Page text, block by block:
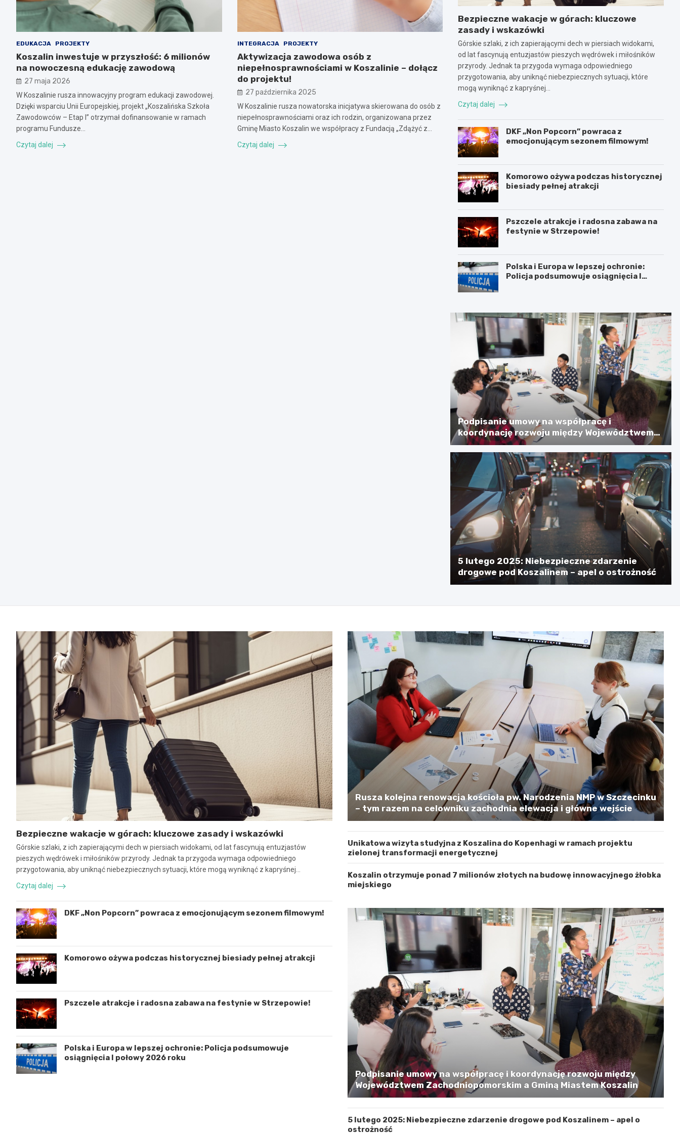
EDUKACJA PROJEKTY
Koszalin inwestuje w przyszłość: 6 milionów
na nowoczesną edukację zawodową
27 maja 2026
W Koszalinie rusza innowacyjny program edukacji zawodowej.
Dzięki wsparciu Unii Europejskiej, projekt „Koszalińska Szkoła
Zawodowców – Etap I” otrzymał dofinansowanie w ramach
programu Fundusze…
Czytaj dalej
INTEGRACJA PROJEKTY
Aktywizacja zawodowa osób z
niepełnosprawnościami w Koszalinie – dołącz
do projektu!
27 października 2025
W Koszalinie rusza nowatorska inicjatywa skierowana do osób z
niepełnosprawnościami oraz ich rodzin, organizowana przez
Gminę Miasto Koszalin we współpracy z Fundacją „Zdążyć z…
Czytaj dalej
Bezpieczne wakacje w górach: kluczowe
zasady i wskazówki
Górskie szlaki, z ich zapierającymi dech w piersiach widokami,
od lat fascynują entuzjastów pieszych wędrówek i miłośników
przyrody. Jednak ta przygoda wymaga odpowiedniego
przygotowania, aby uniknąć niebezpiecznych sytuacji, które
mogą wyniknąć z kapryśnej…
Czytaj dalej
DKF „Non Popcorn” powraca z
emocjonującym sezonem filmowym!
Komorowo ożywa podczas historycznej
biesiady pełnej atrakcji
Pszczele atrakcje i radosna zabawa na
festynie w Strzepowie!
Polska i Europa w lepszej ochronie:
Policja podsumowuje osiągnięcia I
Podpisanie umowy na współpracę i
koordynację rozwoju między Województwem
Zachodniopomorskim a Gminą Miastem
Koszalin
5 lutego 2025: Niebezpieczne zdarzenie
drogowe pod Koszalinem – apel o ostrożność
Bezpieczne wakacje w górach: kluczowe zasady i wskazówki
Górskie szlaki, z ich zapierającymi dech w piersiach widokami, od lat fascynują entuzjastów
pieszych wędrówek i miłośników przyrody. Jednak ta przygoda wymaga odpowiedniego
przygotowania, aby uniknąć niebezpiecznych sytuacji, które mogą wyniknąć z kapryśnej…
Czytaj dalej
DKF „Non Popcorn” powraca z emocjonującym sezonem filmowym!
Komorowo ożywa podczas historycznej biesiady pełnej atrakcji
Pszczele atrakcje i radosna zabawa na festynie w Strzepowie!
Polska i Europa w lepszej ochronie: Policja podsumowuje
osiągnięcia I połowy 2026 roku
Rusza kolejna renowacja kościoła pw. Narodzenia NMP w Szczecinku
– tym razem na celowniku zachodnia elewacja i główne wejście
Unikatowa wizyta studyjna z Koszalina do Kopenhagi w ramach projektu
zielonej transformacji energetycznej
Koszalin otrzymuje ponad 7 milionów złotych na budowę innowacyjnego żłobka
miejskiego
Podpisanie umowy na współpracę i koordynację rozwoju między
Województwem Zachodniopomorskim a Gminą Miastem Koszalin
5 lutego 2025: Niebezpieczne zdarzenie drogowe pod Koszalinem – apel o
ostrożność